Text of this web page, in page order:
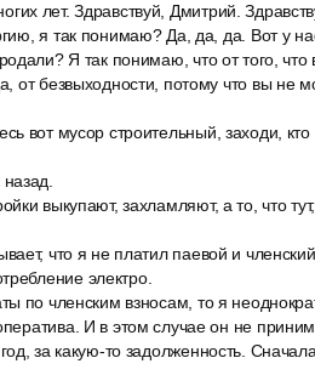
лет. Здравствуй, Дмитрий.
я так понимаю? Да, да, да. Вот у
Я так понимаю, что от того, что
от безвыходности, потому что вы не
вот мусор строительный, заходи, кто
выкупают, захламляют, а то, что
что я не платил паевой и
электро.
по членским взносам, то я
И в этом случае он не
за какую-то задолженность.